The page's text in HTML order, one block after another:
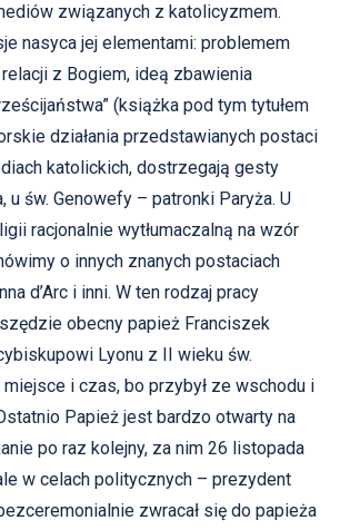
związanych z katolicyzmem.
nasyca jej elementami: problemem
z Bogiem, ideą zbawienia
(książka pod tym tytułem
działania przedstawianych postaci
katolickich, dostrzegają gesty
św. Genowefy – patronki Paryża. U
racjonalnie wytłumaczalną na wzór
o innych znanych postaciach
d’Arc i inni. W ten rodzaj pracy
obecny papież Franciszek
Lyonu z II wieku św.
i czas, bo przybył ze wschodu i
Papież jest bardzo otwarty na
po raz kolejny, za nim 26 listopada
w celach politycznych – prezydent
zwracał się do papieża